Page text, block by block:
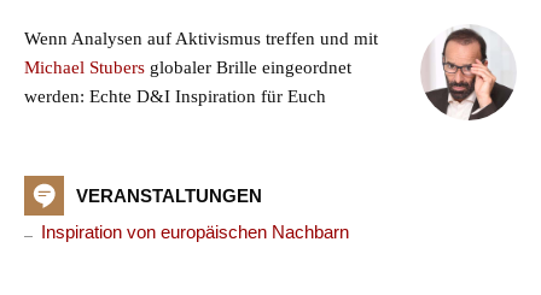
Wenn Analysen auf Aktivismus treffen und mit
Michael Stubers globaler Brille eingeordnet
werden: Echte D&I Inspiration für Euch
VERANSTALTUNGEN
Inspiration von europäischen Nachbarn